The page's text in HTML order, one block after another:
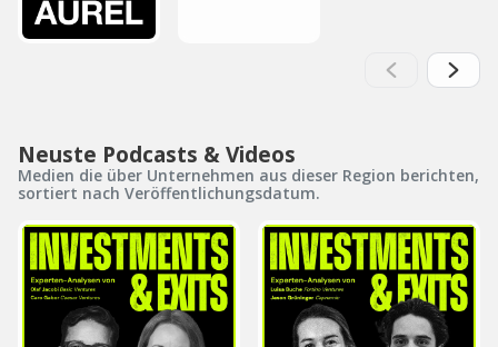
Neuste Podcasts & Videos
Medien die über Unternehmen aus dieser Region berichten,
sortiert nach Veröffentlichungsdatum.